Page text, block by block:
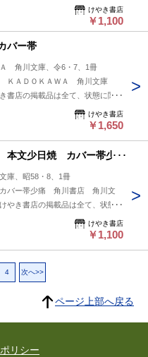
と表示されています。「日本の古
記が必須となりましたが、当店の
易な区分けは適切ではない（不可
（並）」という表現は考慮にいれ
けやき書店
￥1,100
バー帯
角川文庫、令6・7、1冊
ＫＡＤＯＫＡＷＡ 角川文庫
書店の掲載品は全て、状態に関わ
されています。「日本の古本屋」
須となりましたが、当店の扱う商
」という表現は考慮にいれないで
ものは特に問題なく良好とお考え
けやき書店
￥1,650
本文少日焼 カバー帯少痛
庫、昭58・8、1冊
バー帯少痛 角川書店 角川文
やき書店の掲載品は全て、状態に
表示されています。「日本の古本
が必須となりましたが、当店の扱
並）」という表現は考慮にいれな
につきましては、解説欄等をご参
けやき書店
￥1,100
4 次へ>>
ページ上部へ戻る
リシー